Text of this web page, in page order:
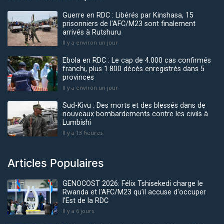
Guerre en RDC : Libérés par Kinshasa, 15
prisonniers de l'AFC/M23 sont finalement
arrivés à Rutshuru
Il y a environ un jour
Ebola en RDC : Le cap de 4.000 cas confirmés
franchi, plus 1.800 décès enregistrés dans 5
provinces
Il y a environ un jour
Sud-Kivu : Des morts et des blessés dans de
nouveaux bombardements contre les civils à
Lumbishi
Il y a 13 heures
Articles Populaires
GENOCOST 2026: Félix Tshisekedi charge le
Rwanda et l'AFC/M23 qu'il accuse d'occuper
l'Est de la RDC
Il y a 6 jours